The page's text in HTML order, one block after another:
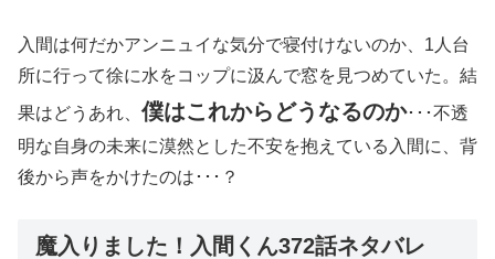
入間は何だかアンニュイな気分で寝付けないのか、1人台
所に行って徐に水をコップに汲んで窓を見つめていた。結
果はどうあれ、 僕はこれからどうなるのか･･･不透
明な自身の未来に漠然とした不安を抱えている入間に、背
後から声をかけたのは･･･？
魔入りました！入間くん372話ネタバレ